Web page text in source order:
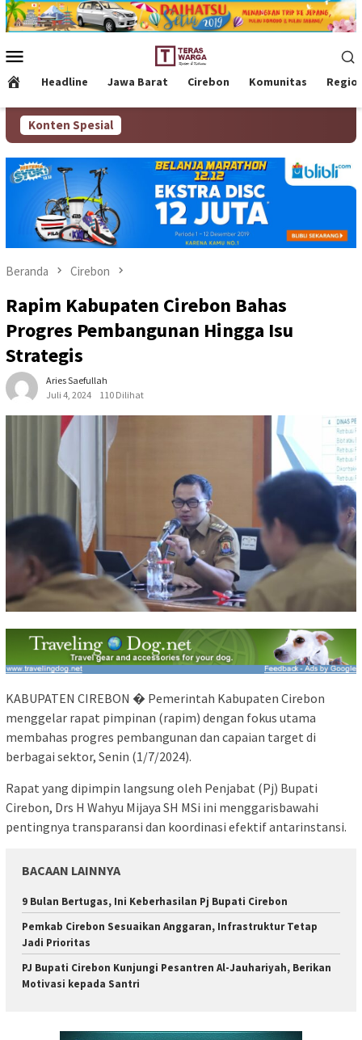
Loncat
ke
Mobile
Headline Jawa Barat Cirebon Komunitas
Konten Spesial
Beranda Cirebon
Rapim Kabupaten Cirebon Bahas
Progres Pembangunan Hingga Isu
Strategis
Aries Saefullah
Juli 4, 2024
110 Dilihat
KABUPATEN CIREBON � Pemerintah Kabupaten Cirebon
menggelar rapat pimpinan (rapim) dengan fokus utama
membahas progres pembangunan dan capaian target di
berbagai sektor, Senin (1/7/2024).
Rapat yang dipimpin langsung oleh Penjabat (Pj) Bupati
Cirebon, Drs H Wahyu Mijaya SH MSi ini menggarisbawahi
pentingnya transparansi dan koordinasi efektif antarinstansi.
BACAAN LAINNYA
9 Bulan Bertugas, Ini Keberhasilan Pj Bupati Cirebon
Pemkab Cirebon Sesuaikan Anggaran, Infrastruktur Tetap
Jadi Prioritas
PJ Bupati Cirebon Kunjungi Pesantren Al-Jauhariyah, Berikan
Motivasi kepada Santri